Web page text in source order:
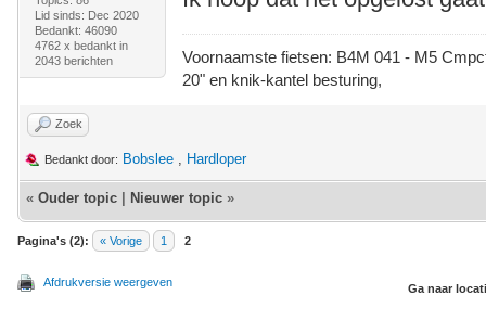
Lid sinds: Dec 2020
Bedankt: 46090
4762 x bedankt in
2043 berichten
Voornaamste fietsen: B4M 041 - M5
20" en knik-kantel besturing,
Zoek
Bedankt door: Bobslee , Hardloper
« Ouder topic Nieuwer topic »
Pagina's (2): « Vorige 1 2
Afdrukversie weergeven Ga naar